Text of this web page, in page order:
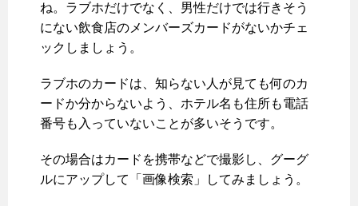
ね。ラブホだけでなく、男性だけでは行きそう
にない飲食店のメンバーズカードがないかチェ
ックしましょう。
ラブホのカードは、知らない人が見ても何のカ
ードか分からないよう、ホテル名も住所も電話
番号も入っていないことが多いそうです。
その場合はカードを携帯などで撮影し、グーグ
ルにアップして「画像検索」してみましょう。